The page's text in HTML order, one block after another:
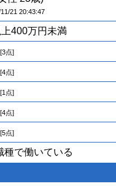
21 20:43:47
400万円未満
[3点]
[4点]
[1点]
[4点]
[5点]
種で働いている